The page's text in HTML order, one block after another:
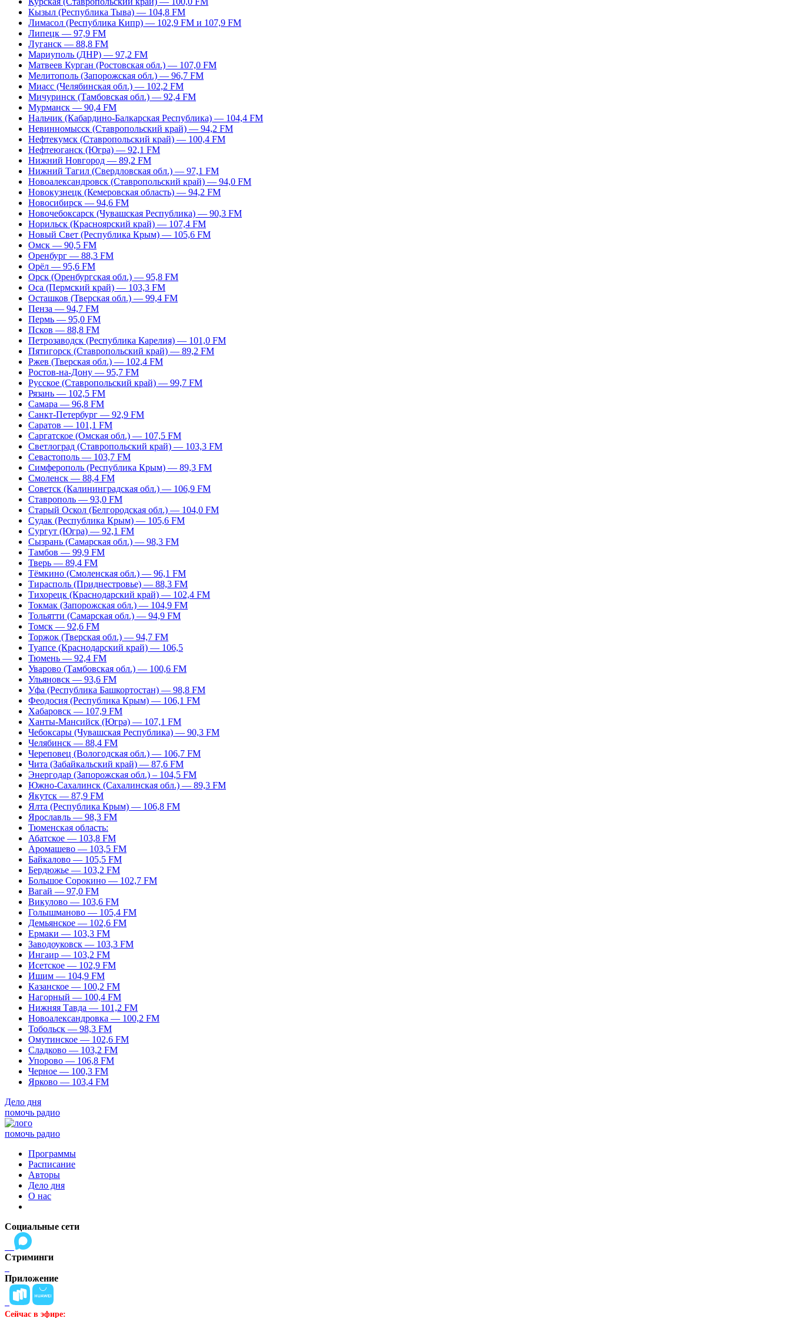
Кызыл (Республика Тыва) — 104,8 FM
Лимасол (Республика Кипр) — 102,9 FM и 107,9 FM
Липецк — 97,9 FM
Луганск — 88,8 FM
Мариуполь (ДНР) — 97,2 FM
Матвеев Курган (Ростовская обл.) — 107,0 FM
Мелитополь (Запорожская обл.) — 96,7 FM
Миасс (Челябинская обл.) — 102,2 FM
Мичуринск (Тамбовская обл.) — 92,4 FM
Мурманск — 90,4 FM
Нальчик (Кабардино-Балкарская Республика) — 104,4 FM
Невинномысск (Ставропольский край) — 94,2 FM
Нефтекумск (Ставропольский край) — 100,4 FM
Нефтеюганск (Югра) — 92,1 FM
Нижний Новгород — 89,2 FM
Нижний Тагил (Свердловская обл.) — 97,1 FM
Новоалександровск (Ставропольский край) — 94,0 FM
Новокузнецк (Кемеровская область) — 94,2 FM
Новосибирск — 94,6 FM
Новочебоксарск (Чувашская Республика) — 90,3 FM
Норильск (Красноярский край) — 107,4 FM
Новый Свет (Республика Крым) — 105,6 FM
Омск — 90,5 FM
Оренбург — 88,3 FM
Орёл — 95,6 FM
Орск (Оренбургская обл.) — 95,8 FM
Оса (Пермский край) — 103,3 FM
Осташков (Тверская обл.) — 99,4 FM
Пенза — 94,7 FM
Пермь — 95,0 FM
Псков — 88,8 FM
Петрозаводск (Республика Карелия) — 101,0 FM
Пятигорск (Ставропольский край) — 89,2 FM
Ржев (Тверская обл.) — 102,4 FM
Ростов-на-Дону — 95,7 FM
Русское (Ставропольский край) — 99,7 FM
Рязань — 102,5 FM
Самара — 96,8 FM
Санкт-Петербург — 92,9 FM
Саратов — 101,1 FM
Саргатское (Омская обл.) — 107,5 FM
Светлоград (Ставропольский край) — 103,3 FM
Севастополь — 103,7 FM
Симферополь (Республика Крым) — 89,3 FM
Смоленск — 88,4 FM
Советск (Калининградская обл.) — 106,9 FM
Ставрополь — 93,0 FM
Старый Оскол (Белгородская обл.) — 104,0 FM
Судак (Республика Крым) — 105,6 FM
Сургут (Югра) — 92,1 FM
Сызрань (Самарская обл.) — 98,3 FM
Тамбов — 99,9 FM
Тверь — 89,4 FM
Тёмкино (Смоленская обл.) — 96,1 FM
Тирасполь (Приднестровье) — 88,3 FM
Тихорецк (Краснодарский край) — 102,4 FM
Токмак (Запорожская обл.) — 104,9 FM
Тольятти (Самарская обл.) — 94,9 FM
Томск — 92,6 FM
Торжок (Тверская обл.) — 94,7 FM
Туапсе (Краснодарский край) — 106,5
Тюмень — 92,4 FM
Уварово (Тамбовская обл.) — 100,6 FM
Ульяновск — 93,6 FM
Уфа (Республика Башкортостан) — 98,8 FM
Феодосия (Республика Крым) — 106,1 FM
Хабаровск — 107,9 FM
Ханты-Мансийск (Югра) — 107,1 FM
Чебоксары (Чувашская Республика) — 90,3 FM
Челябинск — 88,4 FM
Череповец (Вологодская обл.) — 106,7 FM
Чита (Забайкальский край) — 87,6 FM
Энергодар (Запорожская обл.) – 104,5 FM
Южно-Сахалинск (Сахалинская обл.) — 89,3 FM
Якутск — 87,9 FM
Ялта (Республика Крым) — 106,8 FM
Ярославль — 98,3 FM
Тюменская область:
Абатское — 103,8 FM
Аромашево — 103,5 FM
Байкалово — 105,5 FM
Бердюжье — 103,2 FM
Большое Сорокино — 102,7 FM
Вагай — 97,0 FM
Викулово — 103,6 FM
Голышманово — 105,4 FM
Демьянское — 102,6 FM
Ермаки — 103,3 FM
Заводоуковск — 103,3 FM
Ингаир — 103,2 FM
Исетское — 102,9 FM
Ишим — 104,9 FM
Казанское — 100,2 FM
Нагорный — 100,4 FM
Нижняя Тавда — 101,2 FM
Новоалександровка — 100,2 FM
Тобольск — 98,3 FM
Омутинское — 102,6 FM
Сладково — 103,2 FM
Упорово — 106,8 FM
Черное — 100,3 FM
Ярково — 103,4 FM
Дело дня
помочь радио
помочь радио
Программы
Расписание
Авторы
Дело дня
О нас
Социальные сети
Стриминги
Приложение
Сейчас в эфире: